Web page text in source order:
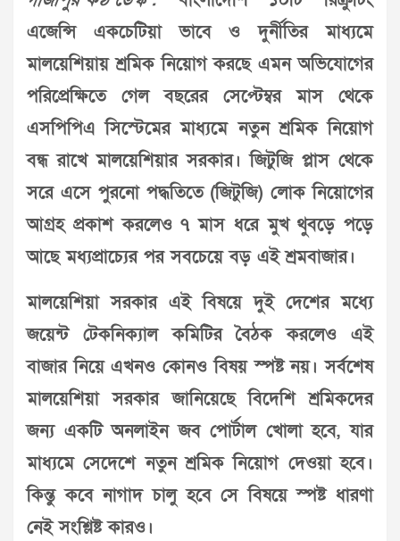
এজেন্সি একচেটিয়া ভাবে ও দুর্নীতির মাধ্যমে
মালয়েশিয়ায় শ্রমিক নিয়োগ করছে এমন অভিযোগের
পরিপ্রেক্ষিতে গেল বছরের সেপ্টেম্বর মাস থেকে
এসপিপিএ সিস্টেমের মাধ্যমে নতুন শ্রমিক নিয়োগ
বন্ধ রাখে মালয়েশিয়ার সরকার। জিটুজি প্লাস থেকে
সরে এসে পুরনো পদ্ধতিতে (জিটুজি) লোক নিয়োগের
আগ্রহ প্রকাশ করলেও ৭ মাস ধরে মুখ থুবড়ে পড়ে
আছে মধ্যপ্রাচ্যের পর সবচেয়ে বড় এই শ্রমবাজার।
মালয়েশিয়া সরকার এই বিষয়ে দুই দেশের মধ্যে
জয়েন্ট টেকনিক্যাল কমিটির বৈঠক করলেও এই
বাজার নিয়ে এখনও কোনও বিষয় স্পষ্ট নয়। সর্বশেষ
মালয়েশিয়া সরকার জানিয়েছে বিদেশি শ্রমিকদের
জন্য একটি অনলাইন জব পোর্টাল খোলা হবে, যার
মাধ্যমে সেদেশে নতুন শ্রমিক নিয়োগ দেওয়া হবে।
কিন্তু কবে নাগাদ চালু হবে সে বিষয়ে স্পষ্ট ধারণা
নেই সংশ্লিষ্ট কারও।